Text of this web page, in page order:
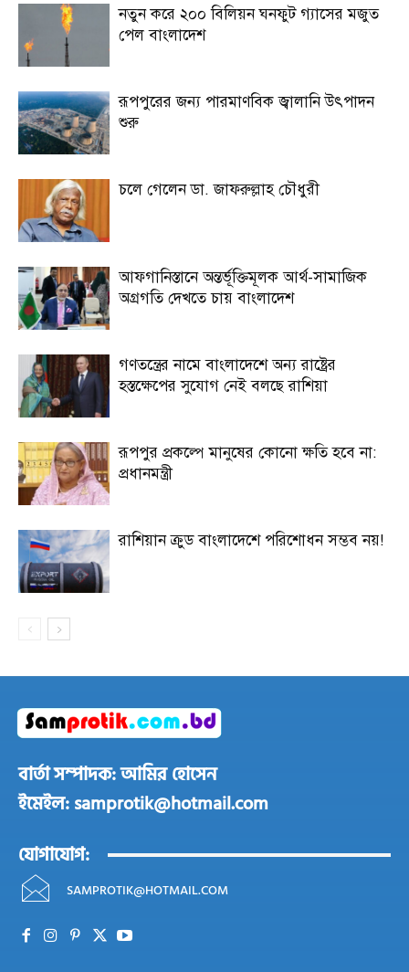
নতুন করে ২০০ বিলিয়ন ঘনফুট গ্যাসের মজুত
পেল বাংলাদেশ
রূপপুরের জন্য পারমাণবিক জ্বালানি উৎপাদন
শুরু
চলে গেলেন ডা. জাফরুল্লাহ চৌধুরী
আফগানিস্তানে অন্তর্ভূক্তিমূলক আর্থ-সামাজিক
অগ্রগতি দেখতে চায় বাংলাদেশ
গণতন্ত্রের নামে বাংলাদেশে অন্য রাষ্ট্রের
হস্তক্ষেপের সুযোগ নেই বলছে রাশিয়া
রূপপুর প্রকল্পে মানুষের কোনো ক্ষতি হবে না:
প্রধানমন্ত্রী
রাশিয়ান ক্রুড বাংলাদেশে পরিশোধন সম্ভব নয়!
বার্তা সম্পাদক: আমির হোসেন
ইমেইল: samprotik@hotmail.com
যোগাযোগ:
SAMPROTIK@HOTMAIL.COM